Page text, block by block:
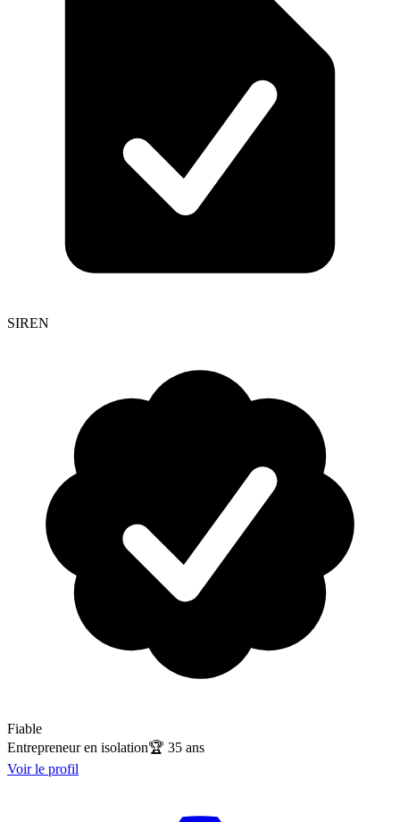
SIREN
Fiable
Entrepreneur en isolation🏆 35 ans
Voir le profil